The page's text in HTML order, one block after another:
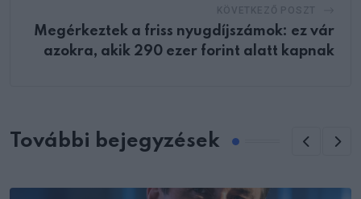
Megérkeztek a friss nyugdíjszámok: ez vár
azokra, akik 290 ezer forint alatt kapnak
További bejegyzések